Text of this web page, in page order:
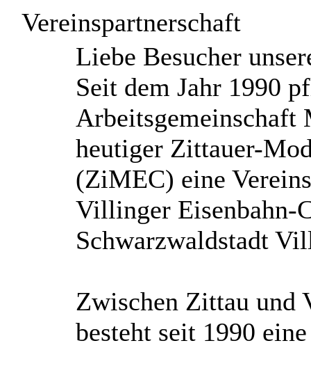
Vereinspartnerschaft
Liebe Besucher
Seit dem Jahr 1990
Arbeitsgemeinschaft
heutiger Zittauer-
(ZiMEC) eine
Villinger Eisenbahn-
Schwarzwaldstadt
Zwischen Zittau und
besteht seit 1990